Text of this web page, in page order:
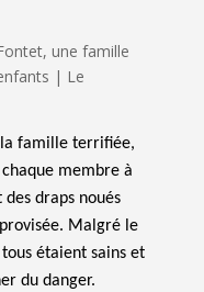
famille terrifiée,
membre à
draps noués
Malgré le
étaient sains et
du danger.